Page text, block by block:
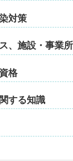
対策
、施設・事業
格
する知識